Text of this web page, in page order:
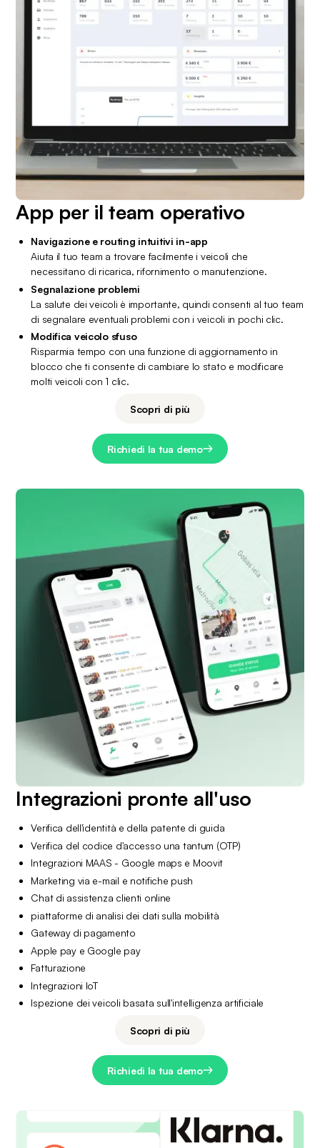
App per il team operativo
Navigazione e routing intuitivi in-app
Aiuta il tuo team a trovare facilmente i veicoli che
necessitano di ricarica, rifornimento o manutenzione.
Segnalazione problemi
La salute dei veicoli è importante, quindi consenti al tuo team
di segnalare eventuali problemi con i veicoli in pochi clic.
Modifica veicolo sfuso
Risparmia tempo con una funzione di aggiornamento in
blocco che ti consente di cambiare lo stato e modificare
molti veicoli con 1 clic.
Scopri di più
Richiedi la tua demo
Integrazioni pronte all'uso
Verifica dell'identità e della patente di guida
Verifica del codice d'accesso una tantum (OTP)
Integrazioni MAAS - Google maps e Moovit
Marketing via e-mail e notifiche push
Chat di assistenza clienti online
piattaforme di analisi dei dati sulla mobilità
Gateway di pagamento
Apple pay e Google pay
Fatturazione
Integrazioni IoT
Ispezione dei veicoli basata sull'intelligenza artificiale
Scopri di più
Richiedi la tua demo